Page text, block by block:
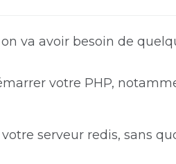
va avoir besoin de
votre PHP,
serveur redis, sans